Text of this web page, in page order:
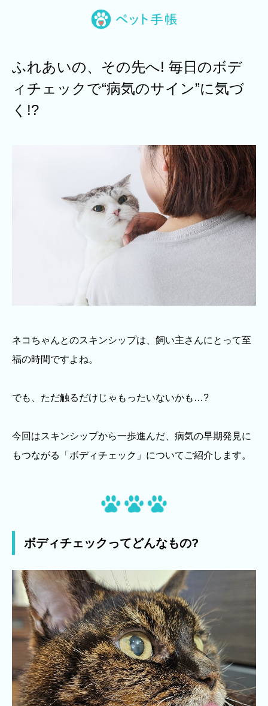
ふれあいの、その先へ! 毎日のボデ
ィチェックで“病気のサイン”に気づ
く!?
ネコちゃんとのスキンシップは、飼い主さんにとって至
福の時間ですよね。
でも、ただ触るだけじゃもったいないかも…?
今回はスキンシップから一歩進んだ、病気の早期発見に
もつながる「ボディチェック」についてご紹介します。
ボディチェックってどんなもの?